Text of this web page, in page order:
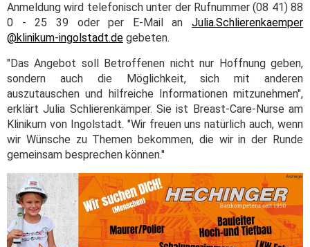
Anmeldung wird telefonisch unter der Rufnummer (08 41) 88
0 - 25 39 oder per E-Mail an Julia.Schlierenkaemper
@klinikum-ingolstadt.de gebeten.
"Das Angebot soll Betroffenen nicht nur Hoffnung geben,
sondern auch die Möglichkeit, sich mit anderen
auszutauschen und hilfreiche Informationen mitzunehmen",
erklärt Julia Schlierenkämper. Sie ist Breast-Care-Nurse am
Klinikum von Ingolstadt. "Wir freuen uns natürlich auch, wenn
wir Wünsche zu Themen bekommen, die wir in der Runde
gemeinsam besprechen können."